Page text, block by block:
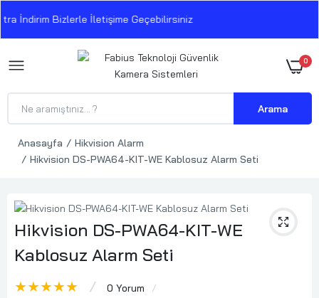
İndirim Bizlerle İletişime Geçebilirsiniz
0
Arama
Anasayfa
Hikvision Alarm
Hikvision DS-PWA64-KIT-WE Kablosuz Alarm Seti
Hikvision DS-PWA64-KIT-WE
Kablosuz Alarm Seti
★★★★★ 0 Yorum